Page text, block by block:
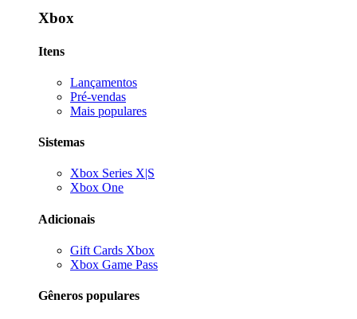
Xbox
Itens
Lançamentos
Pré-vendas
Mais populares
Sistemas
Xbox Series X|S
Xbox One
Adicionais
Gift Cards Xbox
Xbox Game Pass
Gêneros populares